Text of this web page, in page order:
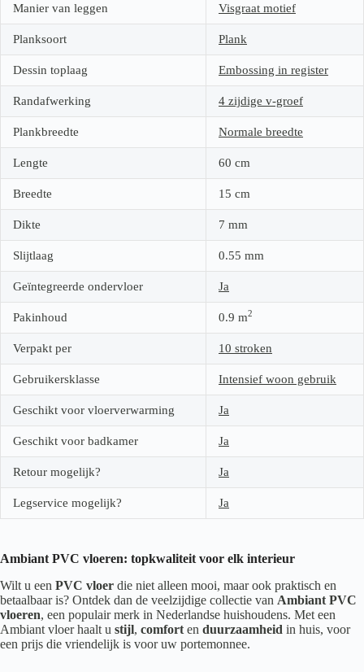
Manier van leggen Visgraat motief
Planksoort Plank
Dessin toplaag Embossing in register
Randafwerking 4 zijdige v-groef
Plankbreedte Normale breedte
Lengte 60 cm
Breedte 15 cm
Dikte 7 mm
Slijtlaag 0.55 mm
Geïntegreerde ondervloer Ja
Pakinhoud 0.9 m2
Verpakt per 10 stroken
Gebruikersklasse Intensief woon gebruik
Geschikt voor vloerverwarming Ja
Geschikt voor badkamer Ja
Retour mogelijk? Ja
Legservice mogelijk? Ja
Ambiant PVC vloeren: topkwaliteit voor elk interieur
Wilt u een PVC vloer die niet alleen mooi, maar ook praktisch en
betaalbaar is? Ontdek dan de veelzijdige collectie van Ambiant PVC
vloeren, een populair merk in Nederlandse huishoudens. Met een
Ambiant vloer haalt u stijl, comfort en duurzaamheid in huis, voor
een prijs die vriendelijk is voor uw portemonnee.